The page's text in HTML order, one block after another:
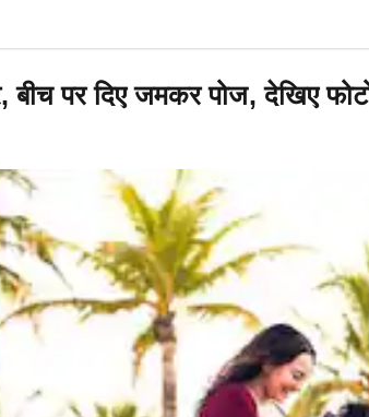
बीच पर दिए जमकर पोज, देखिए